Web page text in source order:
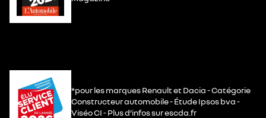
*pour les marques Renault et Dacia - Catégorie
Constructeur automobile - Étude Ipsos bva -
Viséo CI - Plus d’infos sur escda.fr